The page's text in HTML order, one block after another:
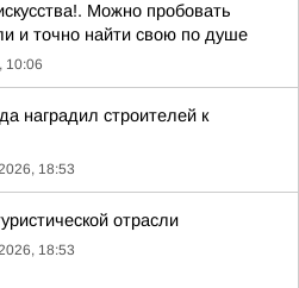
Можно пробовать
и точно найти свою по душе
10:06
наградил строителей к
18:53
отрасли
18:53